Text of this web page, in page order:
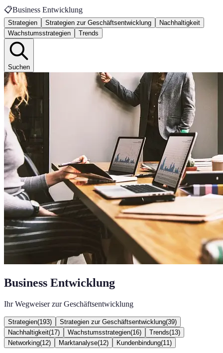
📋Business Entwicklung
Strategien Strategien zur Geschäftsentwicklung
Nachhaltigkeit
Wachstumsstrategien
Trends
Suchen
Business Entwicklung
Ihr Wegweiser zur Geschäftsentwicklung
Strategien(193) Strategien zur Geschäftsentwicklung(39)
Nachhaltigkeit(17) Wachstumsstrategien(16) Trends(13)
Networking(12) Marktanalyse(12) Kundenbindung(11 )